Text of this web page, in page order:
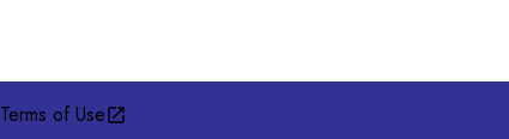
Terms of Use